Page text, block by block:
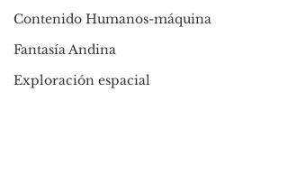
Contenido Humanos-máquina
Fantasía Andina
Exploración espacial